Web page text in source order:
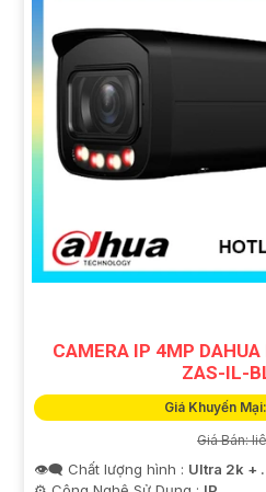
CAMERA IP 4MP
ZAS-IL-
Giá Khuyến
Giá Bán:
👁️‍🗨 Chất lượng hình : Ultra 2k + .